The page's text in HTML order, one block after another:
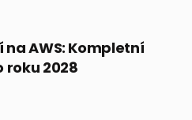
AWS: Kompletní
roku 2028